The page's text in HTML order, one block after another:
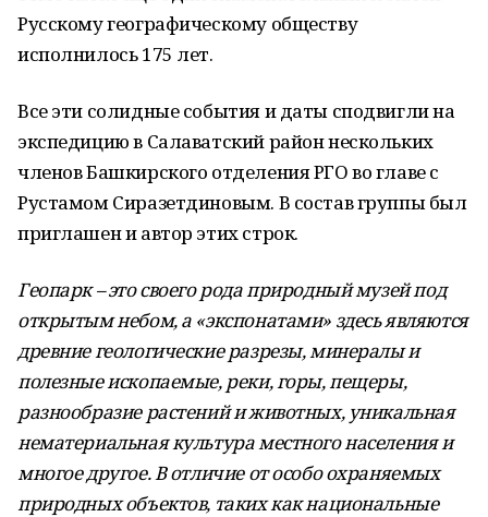
Русскому географическому обществу
исполнилось 175 лет.
Все эти солидные события и даты сподвигли на
экспедицию в Салаватский район нескольких
членов Башкирского отделения РГО во главе с
Рустамом Сиразетдиновым. В состав группы был
приглашен и автор этих строк.
Геопарк– это своего рода природный музей под
открытым небом, а «экспонатами» здесь являются
древние геологические разрезы, минералы и
полезные ископаемые, реки, горы, пещеры,
разнообразие растений и животных, уникальная
нематериальная культура местного населения и
многое другое. В отличие от особо охраняемых
природных объектов, таких как национальные